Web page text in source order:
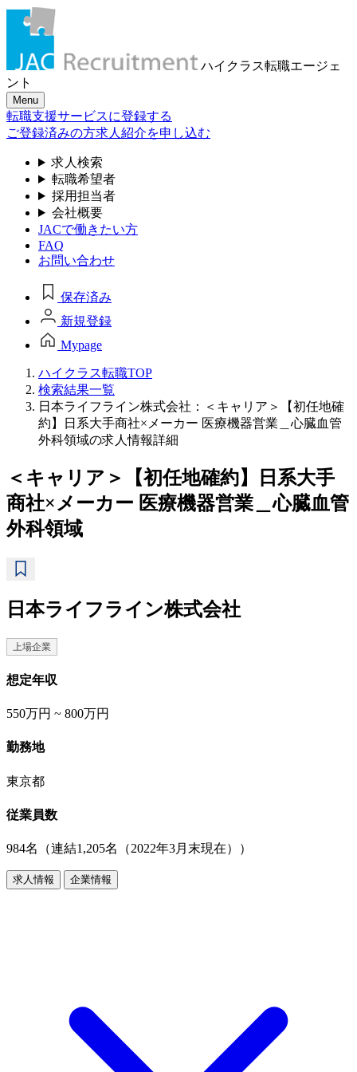
ハイクラス転職エージェ
ント
Menu
転職支援サービスに登録する
ご登録済みの方求人紹介を申し込む
求人検索
転職希望者
採用担当者
会社概要
JACで働きたい方
FAQ
お問い合わせ
保存済み
新規登録
Mypage
ハイクラス転職TOP
検索結果一覧
日本ライフライン株式会社：＜キャリア＞【初任地確
約】日系大手商社×メーカー 医療機器営業＿心臓血管
外科領域の求人情報詳細
＜キャリア＞【初任地確約】日系大手
商社×メーカー 医療機器営業＿心臓血管
外科領域
日本ライフライン株式会社
上場企業
想定年収
550万円 ~ 800万円
勤務地
東京都
従業員数
984名（連結1,205名（2022年3月末現在））
求人情報 企業情報